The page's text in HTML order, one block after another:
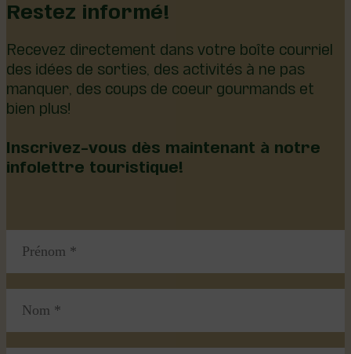
Restez informé!
Recevez directement dans votre boîte courriel
des idées de sorties, des activités à ne pas
manquer, des coups de coeur gourmands et
bien plus!
Inscrivez-vous dès maintenant à notre
infolettre touristique!